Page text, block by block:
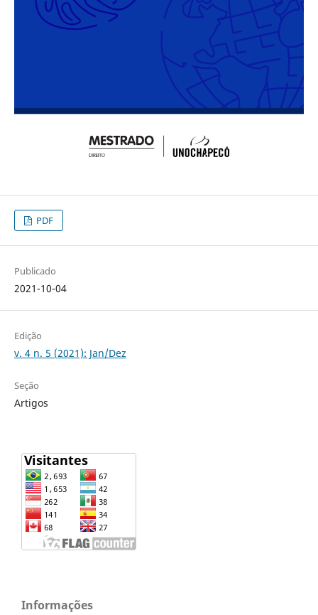
PDF
Publicado
2021-10-04
Edição
v. 4 n. 5 (2021): Jan/Dez
Seção
Artigos
Informações